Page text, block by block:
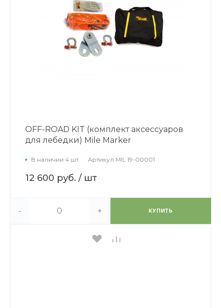
OFF-ROAD KIT (комплект аксессуаров
для лебедки) Mile Marker
В наличии 4 шт. Артикул MIL 19-00001
12 600 руб. / шт
- + КУПИТЬ